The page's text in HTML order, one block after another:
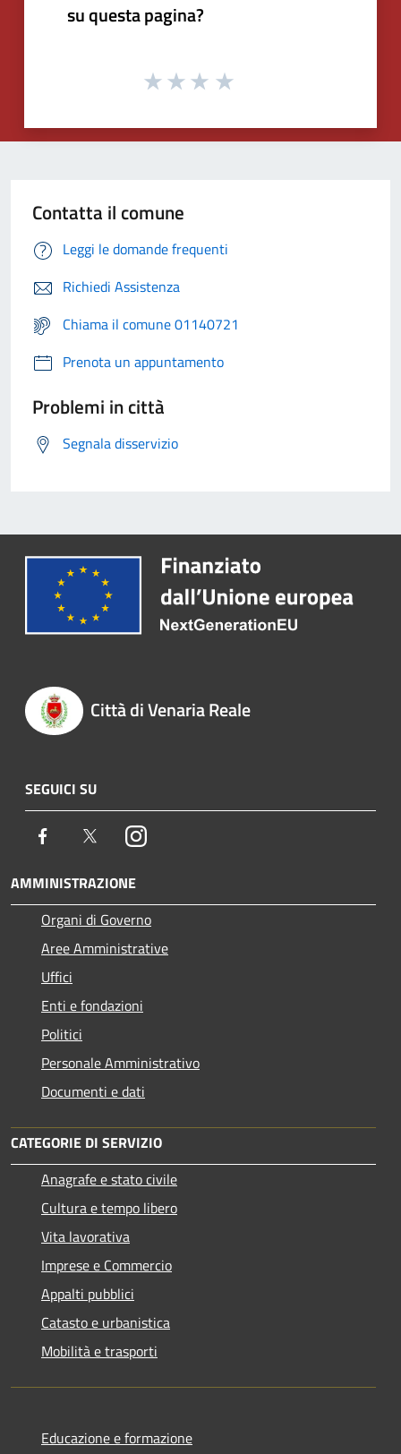
su questa pagina?
Contatta il comune
Leggi le domande frequenti
Richiedi Assistenza
Chiama il comune 01140721
Prenota un appuntamento
Problemi in città
Segnala disservizio
Città di Venaria Reale
SEGUICI SU
Facebook TwitterInstagram
AMMINISTRAZIONE
Organi di Governo
Aree Amministrative
Uffici
Enti e fondazioni
Politici
Personale Amministrativo
Documenti e dati
CATEGORIE DI SERVIZIO
Anagrafe e stato civile
Cultura e tempo libero
Vita lavorativa
Imprese e Commercio
Appalti pubblici
Catasto e urbanistica
Mobilità e trasporti
Educazione e formazione